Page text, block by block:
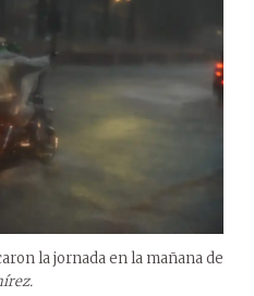
la jornada en la mañana de